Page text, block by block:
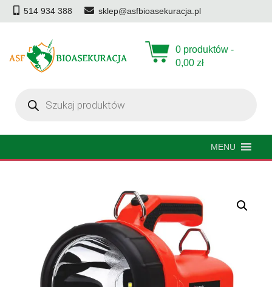
514 934 388 sklep@asfbioasekuracja.pl
0 produktów -
0,00 zł
produktów
MENU